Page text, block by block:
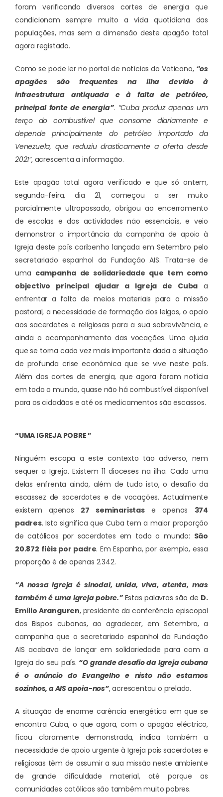
foram verificando diversos cortes de energia que
condicionam sempre muito a vida quotidiana das
populações, mas sem a dimensão deste apagão total
agora registado.
Como se pode ler no portal de notícias do Vaticano, “os
apagões são frequentes na ilha devido à
infraestrutura antiquada e à falta de petróleo,
principal fonte de energia”. “Cuba produz apenas um
terço do combustível que consome diariamente e
depende principalmente do petróleo importado da
Venezuela, que reduziu drasticamente a oferta desde
2021”, acrescenta a informação.
Este apagão total agora verificado e que só ontem,
segunda-feira, dia 21, começou a ser muito
parcialmente ultrapassado, obrigou ao encerramento
de escolas e das actividades não essenciais, e veio
demonstrar a importância da campanha de apoio à
Igreja deste país caribenho lançada em Setembro pelo
secretariado espanhol da Fundação AIS. Trata-se de
uma campanha de solidariedade que tem como
objectivo principal ajudar a Igreja de Cuba a
enfrentar a falta de meios materiais para a missão
pastoral, a necessidade de formação dos leigos, o apoio
aos sacerdotes e religiosas para a sua sobrevivência, e
ainda o acompanhamento das vocações. Uma ajuda
que se torna cada vez mais importante dada a situação
de profunda crise económica que se vive neste país.
Além dos cortes de energia, que agora foram notícia
em todo o mundo, quase não há combustível disponível
para os cidadãos e até os medicamentos são escassos.
“UMA IGREJA POBRE ”
Ninguém escapa a este contexto tão adverso, nem
sequer a Igreja. Existem 11 dioceses na ilha. Cada uma
delas enfrenta ainda, além de tudo isto, o desafio da
escassez de sacerdotes e de vocações. Actualmente
existem apenas 27 seminaristase apenas 374
padres. Isto significa que Cuba tem a maior proporção
de católicos por sacerdotes em todo o mundo: São
20.872 fiéis por padre. Em Espanha, por exemplo, essa
proporção é de apenas 2.342.
“A nossa Igreja é sinodal, unida, viva, atenta, mas
também é uma Igreja pobre.” Estas palavras são de D.
Emílio Aranguren, presidente da conferência episcopal
dos Bispos cubanos, ao agradecer, em Setembro, a
campanha que o secretariado espanhol da Fundação
AIS acabava de lançar em solidariedade para com a
Igreja do seu país. “O grande desafio da Igreja cubana
é o anúncio do Evangelho e nisto não estamos
sozinhos, a AIS apoia-nos”, acrescentou o prelado.
A situação de enorme carência energética em que se
encontra Cuba, o que agora, com o apagão eléctrico,
ficou claramente demonstrada, indica também a
necessidade de apoio urgente à Igreja pois sacerdotes e
religiosas têm de assumir a sua missão neste ambiente
de grande dificuldade material, até porque as
comunidades católicas são também muito pobres.